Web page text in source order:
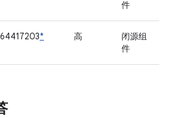
件
* 高
闭源组
件